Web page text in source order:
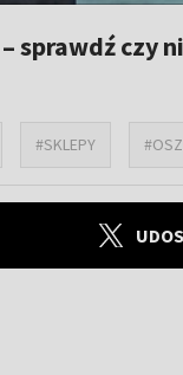
sprawdź czy
#SKLEPY